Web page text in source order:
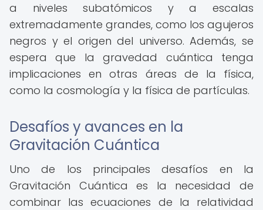
a niveles subatómicos y a escalas
extremadamente grandes, como los agujeros
negros y el origen del universo. Además, se
espera que la gravedad cuántica tenga
implicaciones en otras áreas de la física,
como la cosmología y la física de partículas.
Desafíos y avances en la
Gravitación Cuántica
Uno de los principales desafíos en la
Gravitación Cuántica es la necesidad de
combinar las ecuaciones de la relatividad